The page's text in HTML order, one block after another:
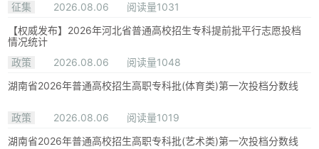
征集 2026.08.06
阅读量1031
【权威发布】2026年河北省普通高校招生专科提前批平行志愿投档
情况统计
政策
2026.08.06
阅读量1048
湖南省2026年普通高校招生高职专科批(体育类)第一次投档分数线
政策 2026.08.06
阅读量1019
湖南省2026年普通高校招生高职专科批(艺术类)第一次投档分数线